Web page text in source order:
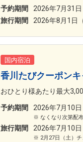
予約期間
2026年7月31日
旅行期間
2026年8月1日
国内宿泊
香川たびクーポン
おひとり様あたり最大
予約期間 2026年7月10
なくなり次第配
旅行期間 2026年7月10
2月27日（土）